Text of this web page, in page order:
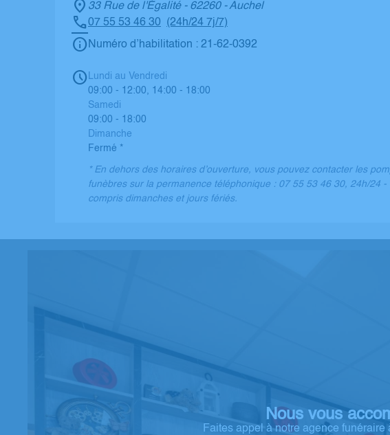
33 Rue de l'Égalité - 62260 - Auchel
07 55 53 46 30
(24h/24 7j/7)
Numéro d’habilitation : 21-62-0392
Lundi au Vendredi
09:00 - 12:00, 14:00 - 18:00
Samedi
09:00 - 18:00
Dimanche
Fermé *
* En dehors des horaires d’ouverture, vous pouvez contacter les
funèbres sur la permanence téléphonique : 07 55 53 46 30, 24h/24 -
compris dimanches et jours fériés.
Nous vous
Faites appel à notre agence